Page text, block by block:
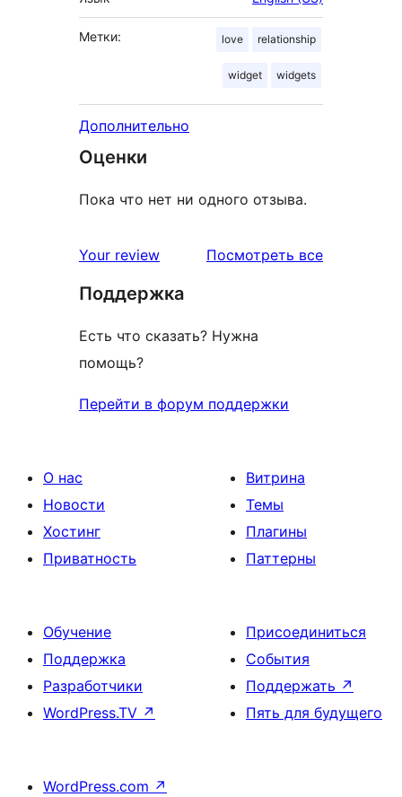
Метки: love relationship
widget widgets
Дополнительно
Оценки
Пока что нет ни одного отзыва.
Your review Посмотреть всеотзывы
Поддержка
Есть что сказать? Нужна
помощь?
Перейти в форум поддержки
О нас
Новости
Хостинг
Приватность
Витрина
Темы
Плагины
Паттерны
Обучение
Поддержка
Разработчики
WordPress.TV ↗
Присоединиться
События
Поддержать ↗
Пять для будущего
WordPress.com ↗